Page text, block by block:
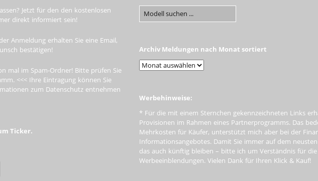
Jetzt für den den kostenlosen
direkt informiert sein!
Anmeldung erhalten Sie eine Email,
bestätigen!
mal im Spam-Ordner! Bitte prüfen Sie
<<< Ihre Eintragung können Sie
zum Datenschutz entnehmen
Ticker.
Archiv Meldungen nach Monat sortiert
Werbehinweise:
* Für die mit einem Sternchen gekennzeichneten Links
Provisionen im Rahmen eines Partnerprogramms. Das
Mehrkosten für Käufer, unterstützt mich aber bei der
Informationsangebotes. Damit Sie immer auf dem
das auch künftig bleiben – bitte ich um Verständnis für die
Werbeeinblendungen. Vielen Dank für Ihren Klick & Kauf!